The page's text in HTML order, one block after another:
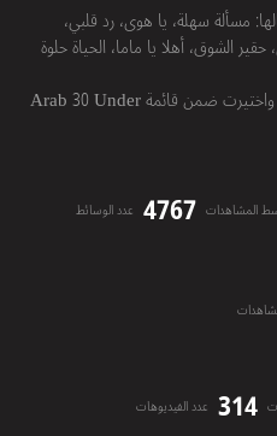
مسألة سهلة، يا هوى، رد قلبي،
الشوق، أهلا يا ماما، الحياة حلوة
حصدت جائزة أفضل صوت نسائي شاب، واختيرت ضمن قائمة Arab 30 Under
المشاهدات 4767 عدد الوسائط
314 عدد الفيديوهات